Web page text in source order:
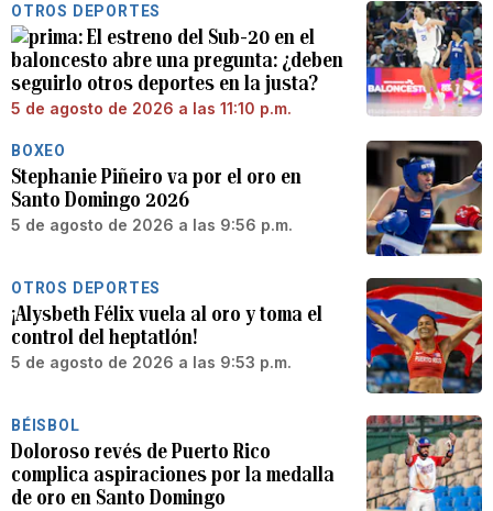
OTROS DEPORTES
El estreno del Sub-20 en el
baloncesto abre una pregunta: ¿deben
seguirlo otros deportes en la justa?
5 de agosto de 2026 a las 11:10 p.m.
BOXEO
Stephanie Piñeiro va por el oro en
Santo Domingo 2026
5 de agosto de 2026 a las 9:56 p.m.
OTROS DEPORTES
¡Alysbeth Félix vuela al oro y toma el
control del heptatlón!
5 de agosto de 2026 a las 9:53 p.m.
BÉISBOL
Doloroso revés de Puerto Rico
complica aspiraciones por la medalla
de oro en Santo Domingo